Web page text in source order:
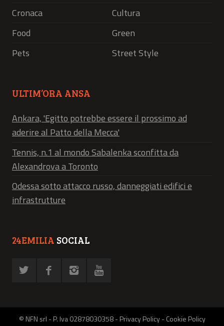
Cronaca
Cultura
Food
Green
Pets
Street Style
ULTIM’ORA ANSA
Ankara, 'Egitto potrebbe essere il prossimo ad
aderire al Patto della Mecca'
Tennis, n.1 al mondo Sabalenka sconfitta da
Alexandrova a Toronto
Odessa sotto attacco russo, danneggiati edifici e
infrastrutture
24EMILIA SOCIAL
© NFN srl - P. Iva 02878030358 -Privacy Policy-Cookie Policy